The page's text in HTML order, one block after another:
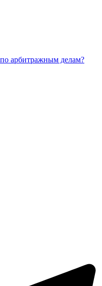
арбитражным делам?